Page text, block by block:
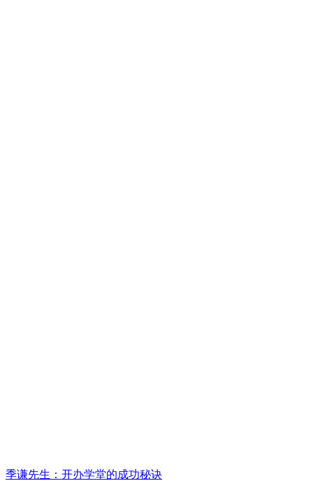
季谦先生：开办学堂的成功秘诀